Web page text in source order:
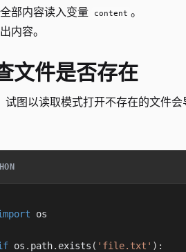
部内容读入变量
content 。
内容。
文件是否存在
试图以读取模式打开不存在的文件
os
os . path. exists ( 'file.txt' ) :